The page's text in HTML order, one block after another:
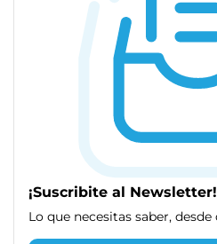
¡Suscribite al Newsletter!
Lo que necesitas saber,